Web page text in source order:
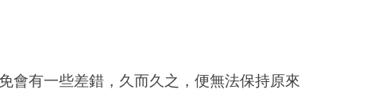
會有一些差錯，久而久之，便無法保持原來